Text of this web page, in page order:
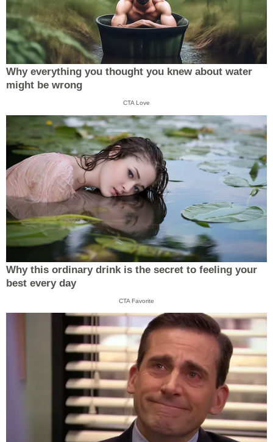
Why everything you thought you knew about water
might be wrong
CTA Love
Why this ordinary drink is the secret to feeling your
best every day
CTA Favorite